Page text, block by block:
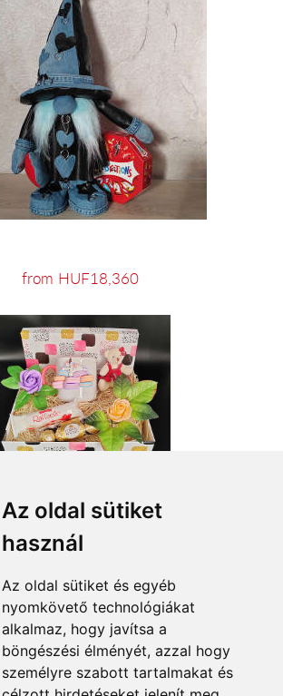
Az oldal sütiket
használ
Az oldal sütiket és egyéb
nyomkövető technológiákat
alkalmaz, hogy javítsa a
böngészési élményét, azzal hogy
személyre szabott tartalmakat és
from HUF18,360
from HUF17,360
Accepted payment methods